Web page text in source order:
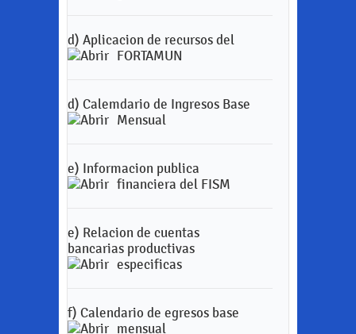
d) Aplicacion de recursos del
FORTAMUN
d) Calemdario de Ingresos Base
Mensual
e) Informacion publica
financiera del FISM
e) Relacion de cuentas
bancarias productivas
especificas
f) Calendario de egresos base
mensual